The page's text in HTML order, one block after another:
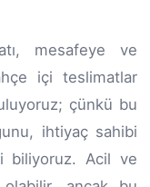
mesafeye ve
içi teslimatlar
çünkü bu
ihtiyaç sahibi
biliyoruz. Acil ve